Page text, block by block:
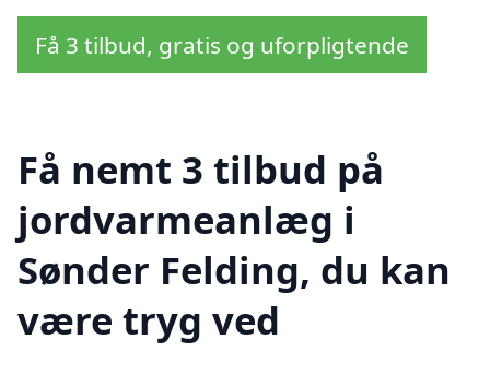
Få 3 tilbud, gratis og uforpligtende
Få nemt 3 tilbud på
jordvarmeanlæg i
Sønder Felding, du kan
være tryg ved